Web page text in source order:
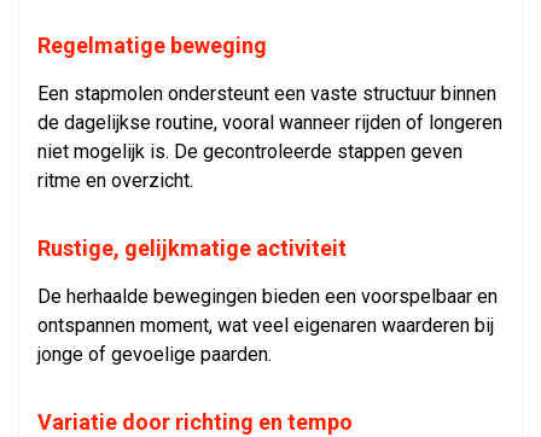
Regelmatige beweging
Een stapmolen ondersteunt een vaste structuur binnen
de dagelijkse routine, vooral wanneer rijden of longeren
niet mogelijk is. De gecontroleerde stappen geven
ritme en overzicht.
Rustige, gelijkmatige activiteit
De herhaalde bewegingen bieden een voorspelbaar en
ontspannen moment, wat veel eigenaren waarderen bij
jonge of gevoelige paarden.
Variatie door richting en tempo